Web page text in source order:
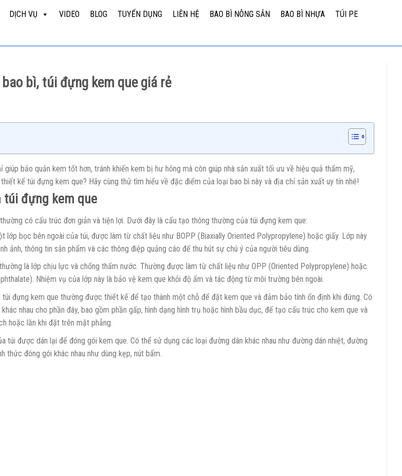
DỊCH VỤ VIDEO BLOG TUYỂN DỤNG LIÊN HỆ BAO BÌ NÔNG SẢN BAO BÌ NHỰA TÚI PE
bì, túi đựng kem que giá rẻ
giúp bảo quản kem tốt hơn, tránh khiến kem bị hư hỏng mà còn giúp nhà sản xuất tối ưu về hiệu quả thẩm mỹ,
kế túi đựng kem que? Hãy cùng thử tìm hiểu về đặc điểm của loại bao bì này và địa chỉ sản xuất uy tín nhé!
túi đựng kem que
có cấu trúc đơn giản và tiện lợi. Dưới đây là cấu tạo thông thường của túi đựng kem que:
lớp bọc bên ngoài của túi, được làm từ chất liệu như BOPP (Biaxially Oriented Polypropylene) hoặc giấy. Lớp này
ảnh, thông tin sản phẩm và các thông điệp quảng cáo để thu hút sự chú ý của người tiêu dùng.
là lớp chịu lực và chống thấm nước. Thường được làm từ chất liệu như OPP (Oriented Polypropylene) hoặc
Nhiệm vụ của lớp này là bảo vệ kem que khỏi độ ẩm và tác động từ môi trường bên ngoài.
túi đựng kem que thường được thiết kế để tạo thành một chỗ để đặt kem que và đảm bảo tính ổn định khi đứng. Có
nhau cho phần đáy, bao gồm phần gấp, hình dạng hình trụ hoặc hình bầu dục, để tạo cấu trúc cho kem que và
hoặc lăn khi đặt trên mặt phẳng.
túi được dán lại để đóng gói kem que. Có thể sử dụng các loại đường dán khác nhau như đường dán nhiệt, đường
thức đóng gói khác nhau như dùng kẹp, nút bấm.